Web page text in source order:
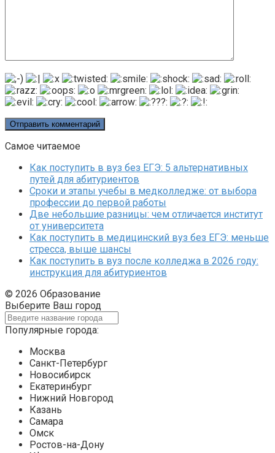
Самое читаемое
Как поступить в вуз без ЕГЭ: 5 альтернативных
путей для абитуриентов
Сроки и этапы учебы в медколледже: от выбора
профессии до первой работы
Две небольшие разницы: чем отличается институт
от университета
Как поступить в медицинский вуз без ЕГЭ: меньше
стресса, выше шансы
Как поступить в вуз после колледжа в 2026 году:
инструкция для абитуриентов
© 2026 Образование
Выберите Ваш город
Популярные города:
Москва
Санкт-Петербург
Новосибирск
Екатеринбург
Нижний Новгород
Казань
Самара
Омск
Ростов-на-Дону